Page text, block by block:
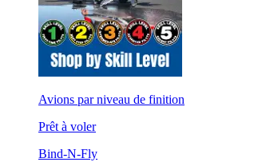
Avions par niveau de finition
Prêt à voler
Bind-N-Fly